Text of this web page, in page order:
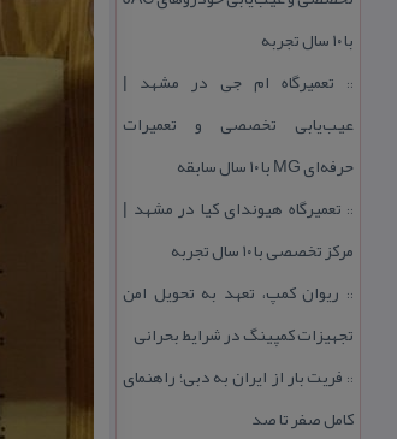
با ۱۰ سال تجربه
:: تعمیرگاه ام جی در مشهد |
عیب‌یابی تخصصی و تعمیرات
حرفه‌ای MG با ۱۰ سال سابقه
:: تعمیرگاه هیوندای كیا در مشهد |
مركز تخصصی با ۱۰ سال تجربه
:: ریوان كمپ، تعهد به تحویل امن
تجهیزات كمپینگ در شرایط بحرانی
:: فریت بار از ایران به دبی؛ راهنمای
كامل صفر تا صد